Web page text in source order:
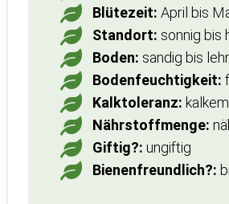
Blütezeit: April bis
Standort: sonnig bis
Boden: sandig bis
Bodenfeuchtigkeit:
Kalktoleranz:
Nährstoffmenge:
Giftig?: ungiftig
Bienenfreundlich?: